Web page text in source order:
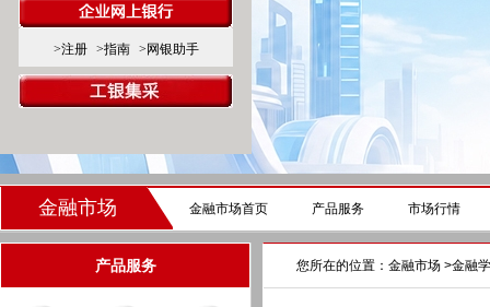
>注册 >指南 >网银助手
金融市场 金融市场首页 产品服务 市场行情
产品服务 您所在的位置： 金融市场 >金融